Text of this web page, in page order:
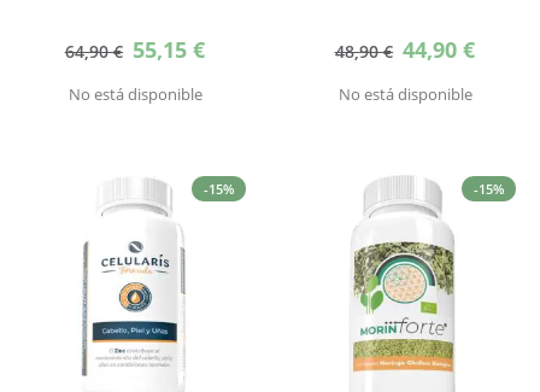
64,90 € Precio
especial
55,15 €
No está disponible
48,90 € Precio
especial
44,90 €
No está disponible
-15% -15%